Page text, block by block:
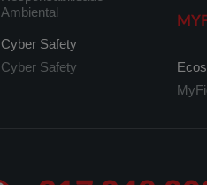
Ambiental
Cyber Safety
Cyber Safety